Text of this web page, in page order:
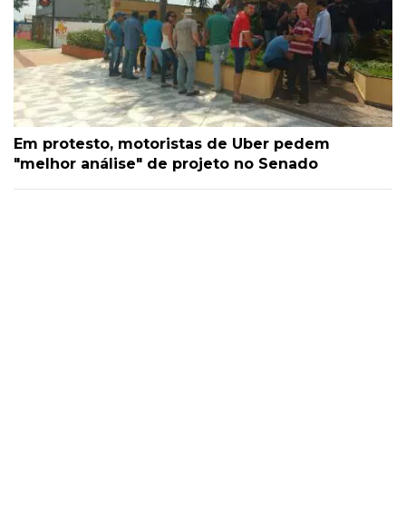
Em protesto, motoristas de Uber pedem
"melhor análise" de projeto no Senado